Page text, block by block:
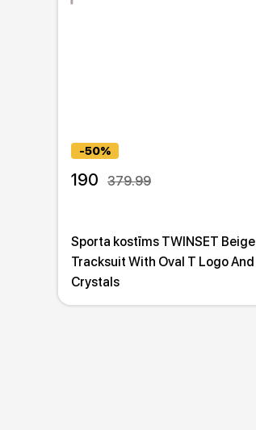
-50%
190 379.99
Sporta kostīms TWINSET Beige
Tracksuit With Oval T Logo And
Crystals